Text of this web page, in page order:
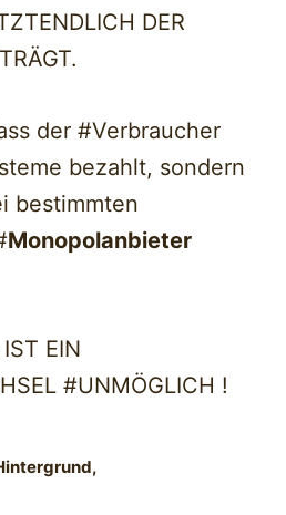
DER
der #Verbraucher
bezahlt, sondern
bestimmten
Monopolanbieter
EIN
#UNMÖGLICH !